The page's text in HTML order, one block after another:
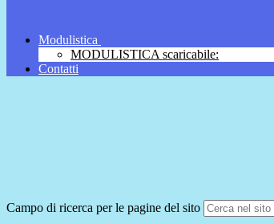
Modulistica
MODULISTICA scaricabile:
Contatti
Campo di ricerca per le pagine del sito